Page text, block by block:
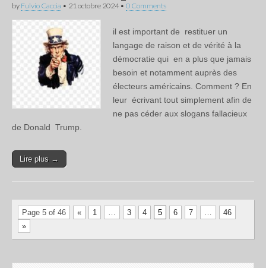
by Fulvio Caccia • 21 octobre 2024• 0 Comments
il est important de restituer un
langage de raison et de vérité à la
démocratie qui en a plus que jamais
besoin et notamment auprès des
électeurs américains. Comment ? En
leur écrivant tout simplement afin de
ne pas céder aux slogans fallacieux
de Donald Trump.
Lire plus →
Page 5 of 46 « 1 … 3 4 5 6 7 …
46
»